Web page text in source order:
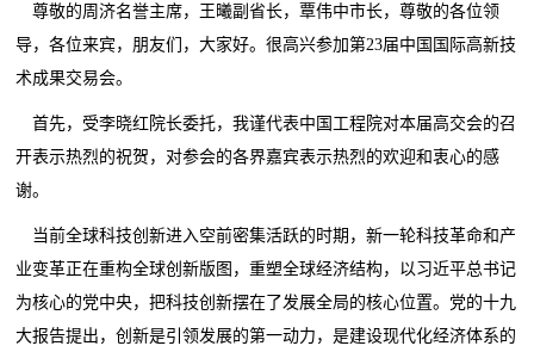
尊敬的周济名誉主席，王曦副省长，覃伟中市长，尊敬的各位领
导，各位来宾，朋友们，大家好。很高兴参加第23届中国国际高新技
术成果交易会。
首先，受李晓红院长委托，我谨代表中国工程院对本届高交会的召
开表示热烈的祝贺，对参会的各界嘉宾表示热烈的欢迎和衷心的感
谢。
当前全球科技创新进入空前密集活跃的时期，新一轮科技革命和产
业变革正在重构全球创新版图，重塑全球经济结构，以习近平总书记
为核心的党中央，把科技创新摆在了发展全局的核心位置。党的十九
大报告提出，创新是引领发展的第一动力，是建设现代化经济体系的